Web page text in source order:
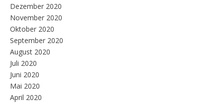
Dezember 2020
November 2020
Oktober 2020
September 2020
August 2020
Juli 2020
Juni 2020
Mai 2020
April 2020